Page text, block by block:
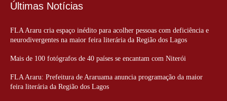
Últimas Notícias
FLA Araru cria espaço inédito para acolher pessoas com deficiência e
neurodivergentes na maior feira literária da Região dos Lagos
Mais de 100 fotógrafos de 40 países se encantam com Niterói
FLA Araru: Prefeitura de Araruama anuncia programação da maior
feira literária da Região dos Lagos